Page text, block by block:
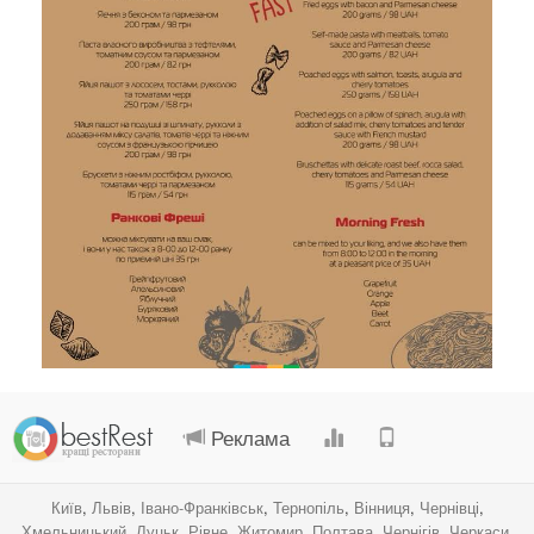
Реклама
Київ, Львів, Івано-Франківськ, Тернопіль, Вінниця, Чернівці,